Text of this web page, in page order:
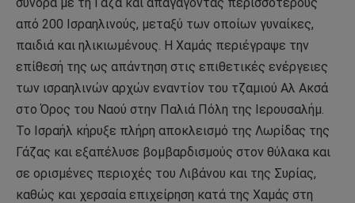
από 200 Ισραηλινούς, μεταξύ των οποίων γυναίκες,
παιδιά και ηλικιωμένους. Η Χαμάς περιέγραψε την
επίθεσή της ως απάντηση στις επιθετικές ενέργειες
των ισραηλινών αρχών εναντίον του τζαμιού Αλ Ακσά
στο Όρος του Ναού στην Παλιά Πόλη της Ιερουσαλήμ.
Το Ισραήλ κήρυξε πλήρη αποκλεισμό της Λωρίδας της
Γάζας και εξαπέλυσε βομβαρδισμούς στον θύλακα και
σε ορισμένες περιοχές του Λιβάνου και της Συρίας,
καθώς και χερσαία επιχείρηση κατά της Χαμάς στη